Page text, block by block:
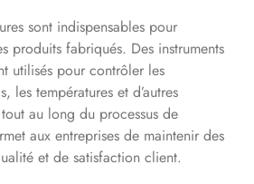
sont indispensables pour
produits fabriqués. Des instruments
utilisés pour contrôler les
les températures et d’autres
au long du processus de
aux entreprises de maintenir des
et de satisfaction client.